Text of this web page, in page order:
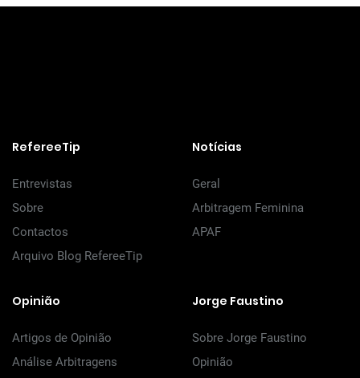
RefereeTip
Entrevistas
Sobre
Contactos
Arquivo Blog RefereeTip
Notícias
Geral
Arbitragem Feminina
APAF
Opinião
Artigos de Opinião
Análise Arbitragens
Jorge Faustino
Sobre Jorge Faustino
Opinião